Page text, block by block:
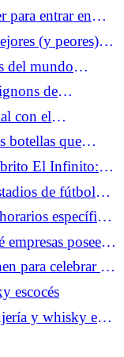
para entrar en
(y peores)
durante una
del mundo
de
con el
años
botellas que
El Infinito:
de fútbol
alcoholespecíficos
poseen
Unidos
para celebrar los
escocés
y whisky en